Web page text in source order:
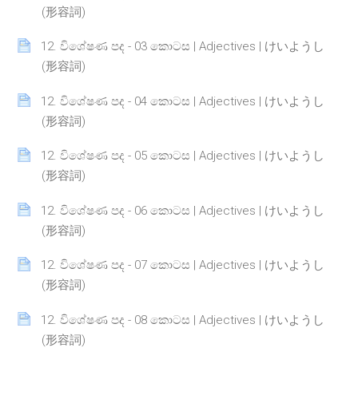
(形容詞)
Page
12. විශේෂණ පද - 03 කොටස | Adjectives | けいようし
(形容詞)
Page
12. විශේෂණ පද - 04 කොටස | Adjectives | けいようし
(形容詞)
Page
12. විශේෂණ පද - 05 කොටස | Adjectives | けいようし
(形容詞)
Page
12. විශේෂණ පද - 06 කොටස | Adjectives | けいようし
(形容詞)
Page
12. විශේෂණ පද - 07 කොටස | Adjectives | けいようし
(形容詞)
Page
12. විශේෂණ පද - 08 කොටස | Adjectives | けいようし
(形容詞)
Page